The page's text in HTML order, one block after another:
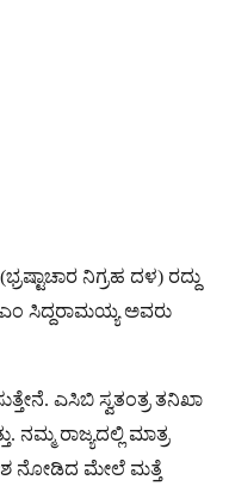
ನಿಗ್ರಹ ದಳ) ರದ್ದು
ಸಿದ್ದರಾಮಯ್ಯ ಅವರು
ಎಸಿಬಿ ಸ್ವತಂತ್ರ ತನಿಖಾ
ನಮ್ಮ ರಾಜ್ಯದಲ್ಲಿ ಮಾತ್ರ
ನೋಡಿದ ಮೇಲೆ ಮತ್ತೆ